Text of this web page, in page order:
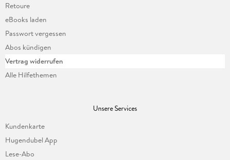
Retoure
eBooks laden
Passwort vergessen
Abos kündigen
Vertrag widerrufen
Alle Hilfethemen
Unsere Services
Kundenkarte
Hugendubel App
Lese-Abo